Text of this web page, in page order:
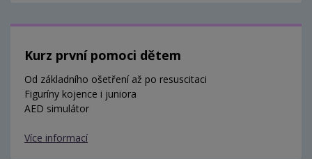
Kurz první pomoci dětem
Od základního ošetření až po resuscitaci
Figuríny kojence i juniora
AED simulátor
Více informací